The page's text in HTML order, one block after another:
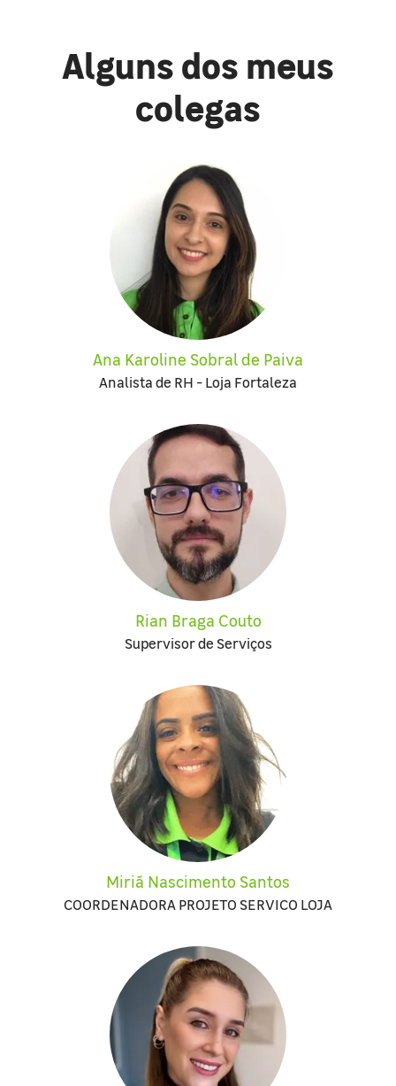
Alguns dos meus
colegas
Ana Karoline Sobral de Paiva
Analista de RH - Loja Fortaleza
Rian Braga Couto
Supervisor de Serviços
Miriã Nascimento Santos
COORDENADORA PROJETO SERVICO LOJA